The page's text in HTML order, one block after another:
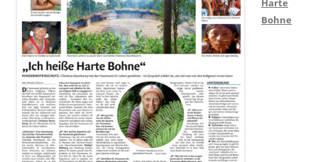
Harte
Bohne